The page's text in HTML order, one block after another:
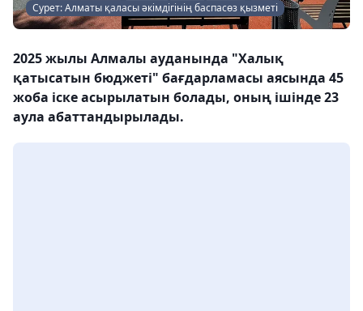
Сурет: Алматы қаласы әкімдігінің баспасөз қызметі
2025 жылы Алмалы ауданында "Халық
қатысатын бюджеті" бағдарламасы аясында 45
жоба іске асырылатын болады, оның ішінде 23
аула абаттандырылады.